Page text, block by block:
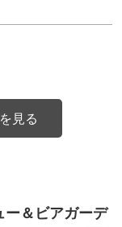
見る
＆ビアガーデ